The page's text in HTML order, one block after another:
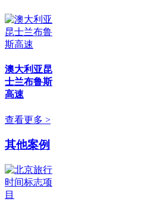
澳大利亚昆
士兰布鲁斯
高速
查看更多 >
其他案例